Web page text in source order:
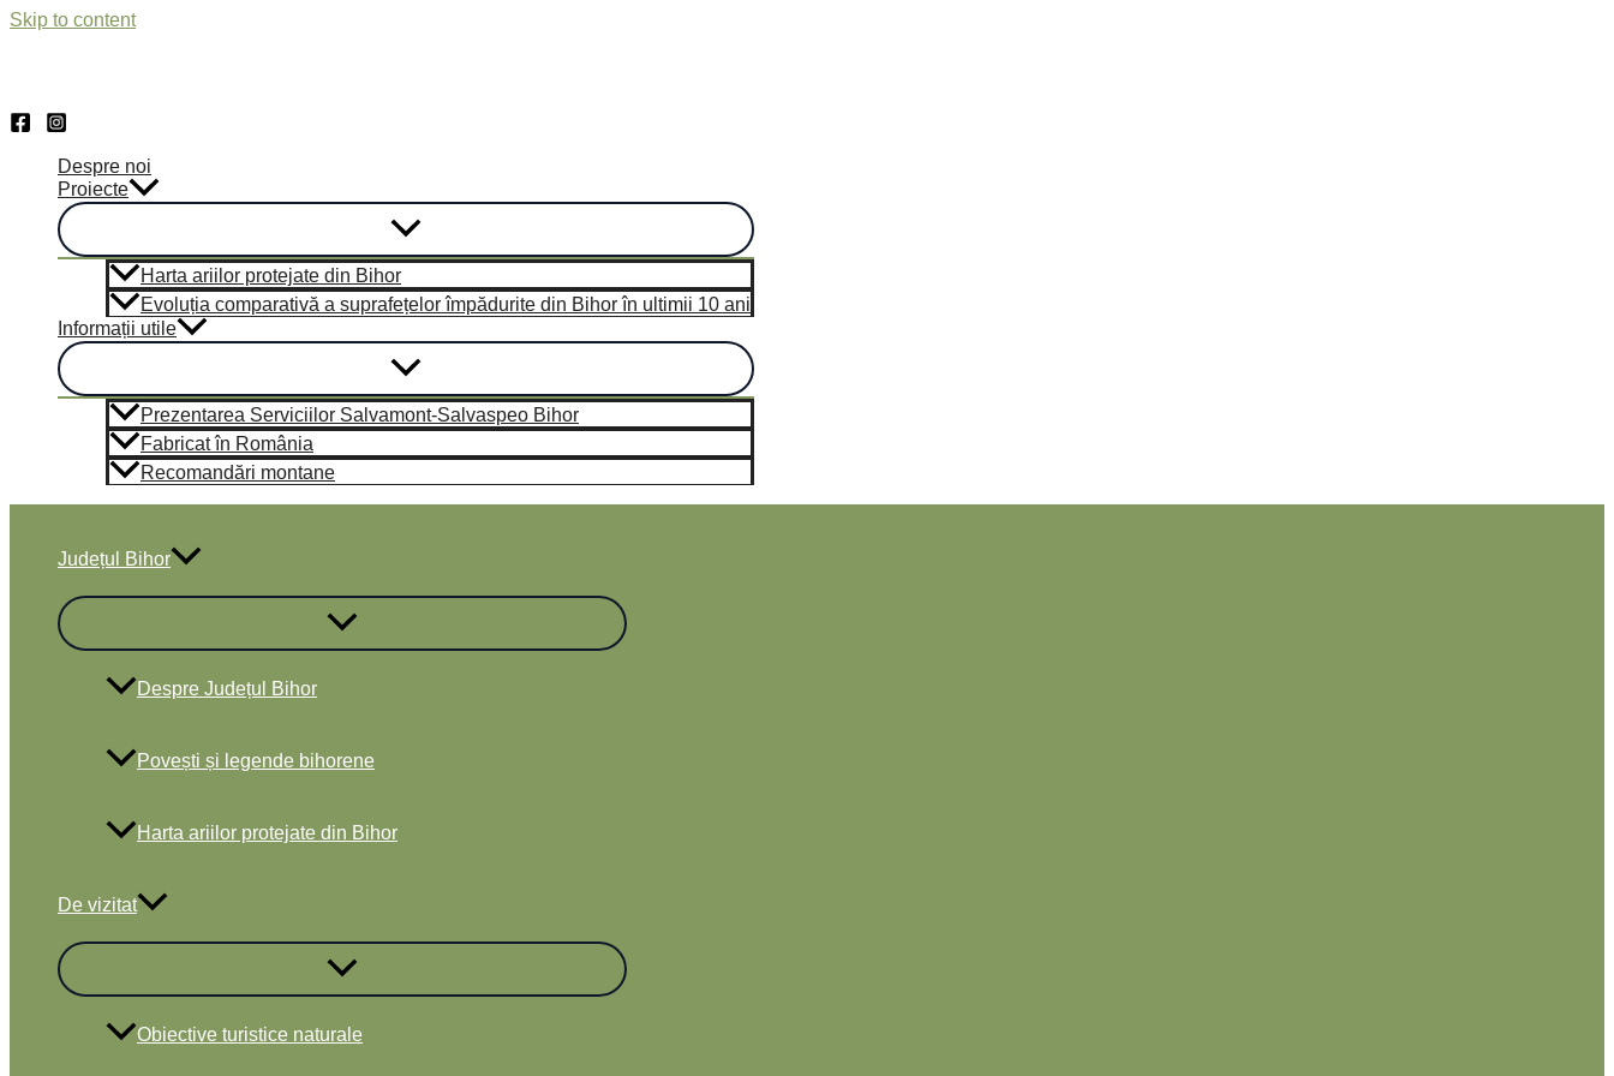
Skip to content
Despre noi
Proiecte
Harta ariilor protejate din Bihor
Evoluția comparativă a suprafețelor împădurite din Bihor în ultimii 10 ani
Informații utile
Prezentarea Serviciilor Salvamont-Salvaspeo Bihor
Fabricat în România
Recomandări montane
Județul Bihor
Despre Județul Bihor
Povești și legende bihorene
Harta ariilor protejate din Bihor
De vizitat
Obiective turistice naturale